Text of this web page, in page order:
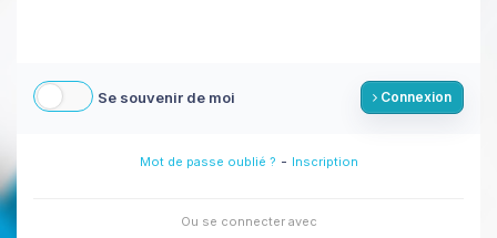
Se souvenir de moi Connexion
Mot de passe oublié ? - Inscription
Ou se connecter avec